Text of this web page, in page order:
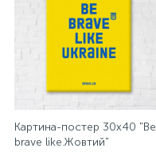
Картина-постер 30х40 "Be
brave like.Жовтий"